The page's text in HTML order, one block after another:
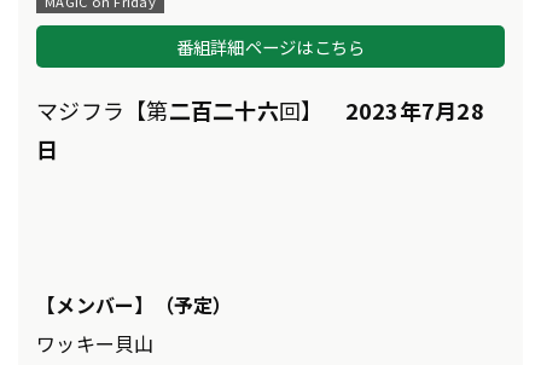
番組詳細ページはこちら
マジフラ【第二百二十六回】 2023年7月28
日
【メンバー】（予定）
ワッキー貝山